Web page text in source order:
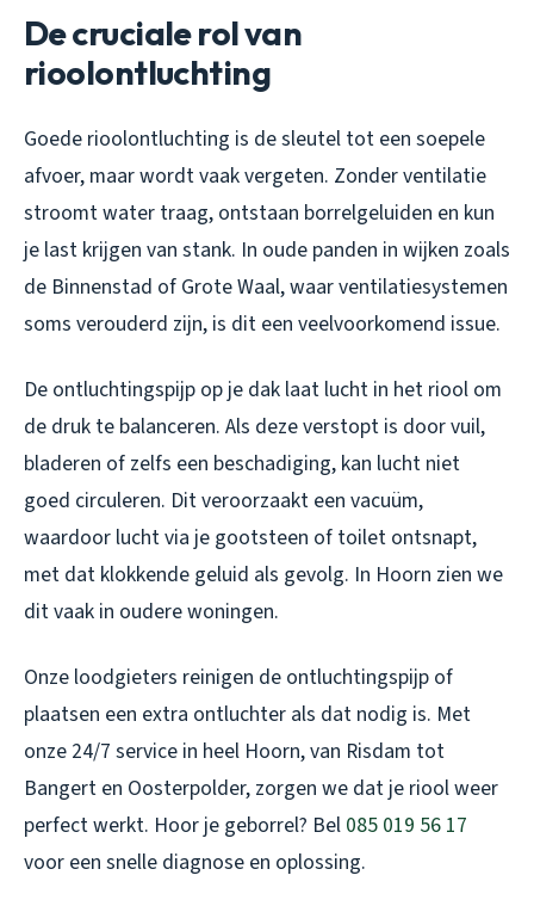
De cruciale rol van
rioolontluchting
Goede rioolontluchting is de sleutel tot een soepele
afvoer, maar wordt vaak vergeten. Zonder ventilatie
stroomt water traag, ontstaan borrelgeluiden en kun
je last krijgen van stank. In oude panden in wijken zoals
de Binnenstad of Grote Waal, waar ventilatiesystemen
soms verouderd zijn, is dit een veelvoorkomend issue.
De ontluchtingspijp op je dak laat lucht in het riool om
de druk te balanceren. Als deze verstopt is door vuil,
bladeren of zelfs een beschadiging, kan lucht niet
goed circuleren. Dit veroorzaakt een vacuüm,
waardoor lucht via je gootsteen of toilet ontsnapt,
met dat klokkende geluid als gevolg. In Hoorn zien we
dit vaak in oudere woningen.
Onze loodgieters reinigen de ontluchtingspijp of
plaatsen een extra ontluchter als dat nodig is. Met
onze 24/7 service in heel Hoorn, van Risdam tot
Bangert en Oosterpolder, zorgen we dat je riool weer
perfect werkt. Hoor je geborrel? Bel 085 019 56 17
voor een snelle diagnose en oplossing.